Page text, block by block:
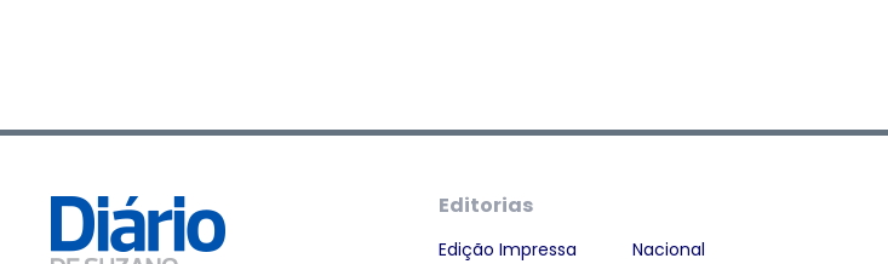
Editorias
Edição Impressa
Nacional